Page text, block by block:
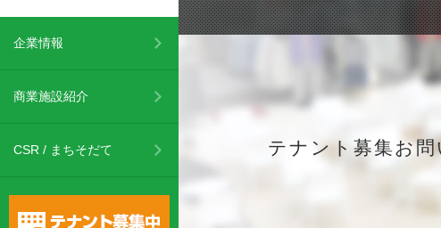
テナント募集お問
企業情報
商業施設紹介
CSR / まちそだて